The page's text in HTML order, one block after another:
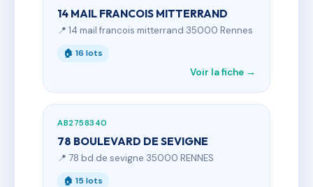
14 MAIL FRANCOIS MITTERRAND
📍 14 mail francois mitterrand 35000 Rennes
🏠 16 lots
Voir la fiche →
AB2758340
78 BOULEVARD DE SEVIGNE
📍 78 bd de sevigne 35000 RENNES
🏠 15 lots